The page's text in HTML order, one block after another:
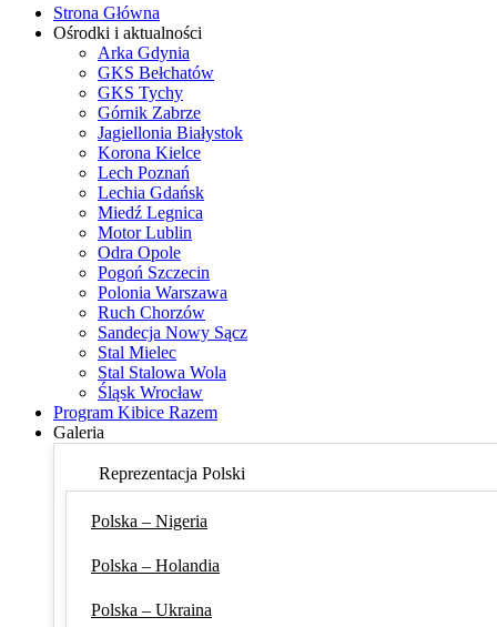
Strona Główna
Ośrodki i aktualności
Arka Gdynia
GKS Bełchatów
GKS Tychy
Górnik Zabrze
Jagiellonia Białystok
Korona Kielce
Lech Poznań
Lechia Gdańsk
Miedź Legnica
Motor Lublin
Odra Opole
Pogoń Szczecin
Polonia Warszawa
Ruch Chorzów
Sandecja Nowy Sącz
Stal Mielec
Stal Stalowa Wola
Śląsk Wrocław
Program Kibice Razem
Galeria
Reprezentacja Polski
Polska – Nigeria
Polska – Holandia
Polska – Ukraina